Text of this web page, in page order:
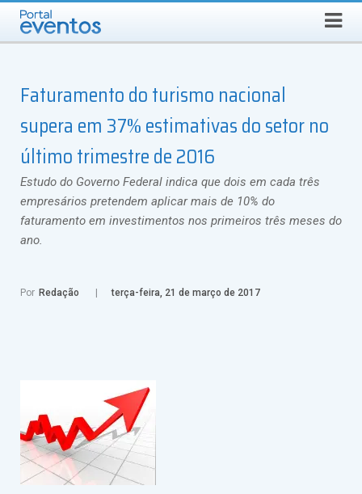
Select Language ▼
Faturamento do turismo nacional
supera em 37% estimativas do setor no
último trimestre de 2016
Estudo do Governo Federal indica que dois em cada três
empresários pretendem aplicar mais de 10% do
faturamento em investimentos nos primeiros três meses do
ano.
Por Redação terça-feira, 21 de março de 2017